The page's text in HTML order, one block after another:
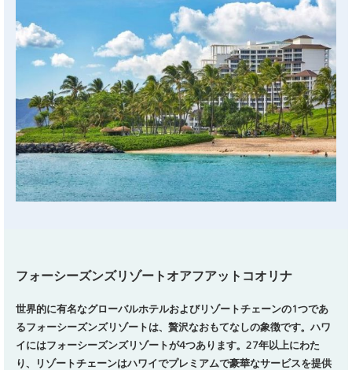
フォーシーズンズリゾートオアフアットコオリナ
世界的に有名なグローバルホテルおよびリゾートチェーンの1つであ
るフォーシーズンズリゾートは、贅沢なおもてなしの象徴です。 ハワ
イにはフォーシーズンズリゾートが4つあります。 27年以上にわた
り、リゾートチェーンはハワイでプレミアムで豪華なサービスを提供